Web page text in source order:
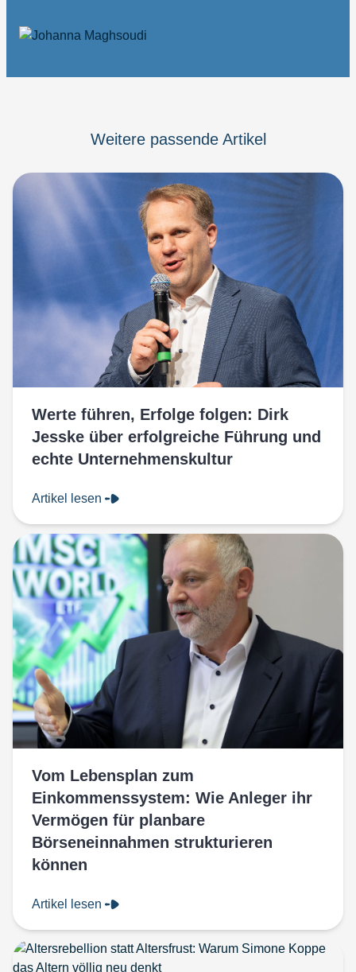
Weitere passende Artikel
Werte führen, Erfolge folgen: Dirk
Jesske über erfolgreiche Führung und
echte Unternehmenskultur
Artikel lesen
Vom Lebensplan zum
Einkommenssystem: Wie Anleger ihr
Vermögen für planbare
Börseneinnahmen strukturieren
können
Artikel lesen